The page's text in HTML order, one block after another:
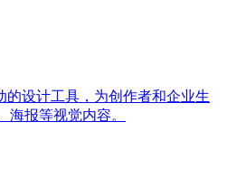
的设计工具，为创作者和企业生
海报等视觉内容。